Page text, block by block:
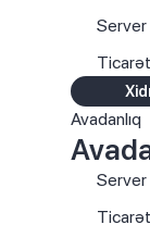
Avadanlıq
Server
Ticarət